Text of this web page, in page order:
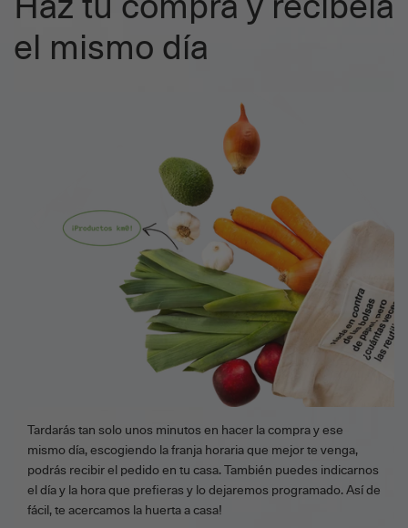
Haz tu compra y recíbela
el mismo día
Tardarás tan solo unos minutos en hacer la compra y ese
mismo día, escogiendo la franja horaria que mejor te venga,
podrás recibir el pedido en tu casa. También puedes indicarnos
el día y la hora que prefieras y lo dejaremos programado. Así de
fácil, te acercamos la huerta a casa!